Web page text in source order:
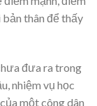
thân để thấy
đưa ra trong
nhiệm vụ học
một công dân